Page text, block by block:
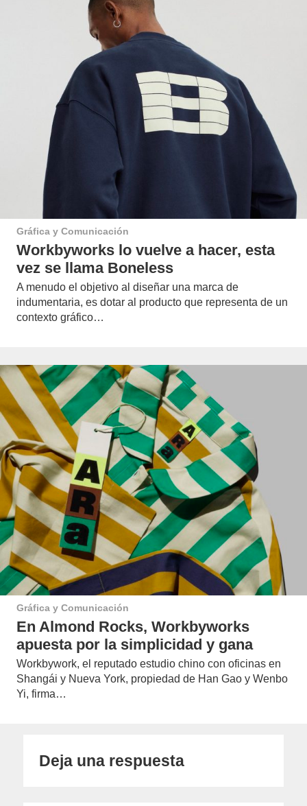
Gráfica y Comunicación
Workbyworks lo vuelve a hacer, esta
vez se llama Boneless
A menudo el objetivo al diseñar una marca de
indumentaria, es dotar al producto que representa de un
contexto gráfico…
Gráfica y Comunicación
En Almond Rocks, Workbyworks
apuesta por la simplicidad y gana
Workbywork, el reputado estudio chino con oficinas en
Shangái y Nueva York, propiedad de Han Gao y Wenbo
Yi, firma…
Deja una respuesta